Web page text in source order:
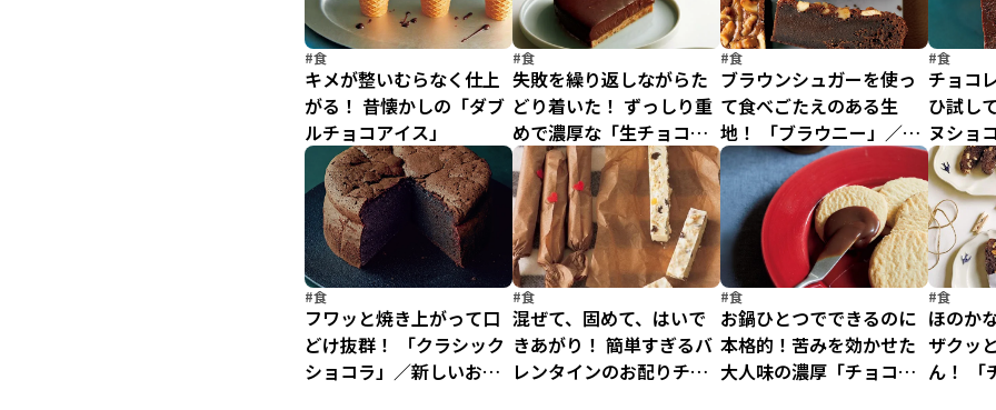
#食
キメが整いむらなく仕上
がる！ 昔懐かしの「ダブ
ルチョコアイス」
#食
失敗を繰り返しながらた
どり着いた！ ずっしり重
めで濃厚な「生チョコタ
ルト」
#食
ブラウンシュガーを使っ
て食べごたえのある生
地！ 「ブラウニー」／新
しいお菓子の作り方（5）
#食
チョコ
ひ試し
ヌショ
菓子の
#食
フワッと焼き上がって口
どけ抜群！ 「クラシック
ショコラ」／新しいお菓
#食
混ぜて、固めて、はいで
きあがり！ 簡単すぎるバ
レンタインのお配りチョ
#食
お鍋ひとつでできるのに
本格的！苦みを効かせた
大人味の濃厚「チョコキ
#食
ほのか
ザクッ
ん！ 「